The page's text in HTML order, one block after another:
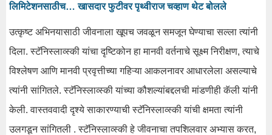
लिमिटेशनसाठीच… खासदार फुटीवर पृथ्वीराज चव्हाण थेट बोलले
उत्कृष्ट अभिनयासाठी जीवनाला खूपच जवळून समजून घेण्याचा सल्ला त्यांनी
दिला. स्टॅनिस्लाव्स्की यांचा दृष्टिकोन हा मानवी वर्तनाचे सूक्ष्म निरीक्षण, त्याचे
विश्लेषण आणि मानवी प्रवृत्तीच्या गहिऱ्या आकलनावर आधारलेला असल्याचे
त्यांनी सांगितले. स्टॅनिस्लाव्स्की यांच्या कौशल्यांबद्दलची मांडणीही कॅली यांनी
केली. वास्तववादी दृश्ये साकारण्याची स्टॅनिस्लाव्स्की यांची क्षमता त्यांनी
उलगडून सांगितली . स्टॅनिस्लाव्स्की हे जीवनाचा तपशिलवार अभ्यास करत,